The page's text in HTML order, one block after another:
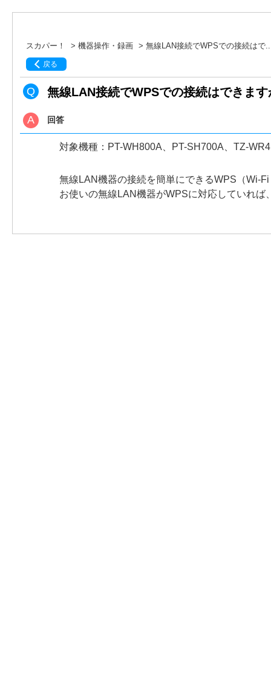
スカパー！ > 機器操作・録画 > 無線LAN接続でWPSでの接続はで
戻る
無線LAN接続でWPSでの接続はできま
回答
対象機種：PT-WH800A、PT-SH700A、TZ-
無線LAN機器の接続を簡単にできるWPS（Wi-
お使いの無線LAN機器がWPSに対応していれ